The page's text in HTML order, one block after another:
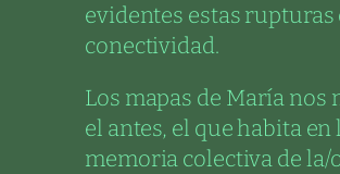
evidentes estas rupturas
conectividad.
Los mapas de María nos
el antes, el que habita en
memoria colectiva de la/